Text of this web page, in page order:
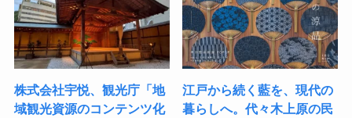
株式会社宇悦、観光庁「地
域観光資源のコンテンツ化
江戸から続く藍を、現代の
暮らしへ。代々木上原の民